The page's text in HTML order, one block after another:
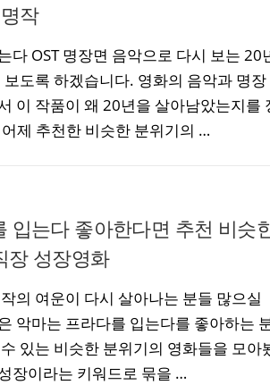
작
다 OST 명장면 음악으로 다시 보는 20
도록 하겠습니다. 영화의 음악과 명장
이 작품이 왜 20년을 살아남았는지를
제 추천한 비슷한 분위기의 …
입는다 좋아한다면 추천 비슷
장 성장영화
의 여운이 다시 살아나는 분들 많으실
악마는 프라다를 입는다를 좋아하는
있는 비슷한 분위기의 영화들을 모아
장이라는 키워드로 묶을 …